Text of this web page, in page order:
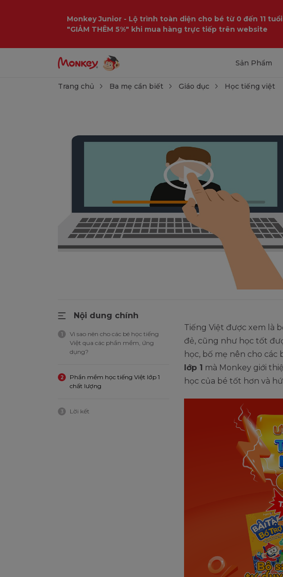
Monkey Junior - Lộ trình toàn diện cho bé từ 0 đến 11 tuổi
"GIẢM THÊM 5%" khi mua hàng trực tiếp trên website
Sản Phẩm
Trang chủ Ba mẹ cần biết Giáo dục Học tiếng việt
Nội dung chính
1
Vì sao nên cho các bé học tiếng
Việt qua các phần mềm, ứng
dụng?
2
Phần mềm học tiếng Việt lớp 1
chất lượng
3 Lời kết
Tiếng Việt được xem là
đẻ, cũng như học tốt
học, bố mẹ nên cho các
lớp 1 mà Monkey giới
học của bé tốt hơn và